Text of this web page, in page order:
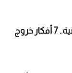
صيفك ممتع بأقل ميزانية.. 7 أفكار خروج